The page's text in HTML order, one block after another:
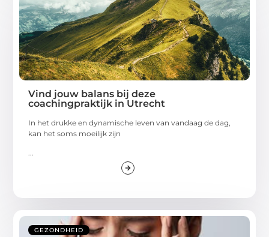
Vind jouw balans bij deze
coachingpraktijk in Utrecht
In het drukke en dynamische leven van vandaag de dag,
kan het soms moeilijk zijn
...
GEZONDHEID